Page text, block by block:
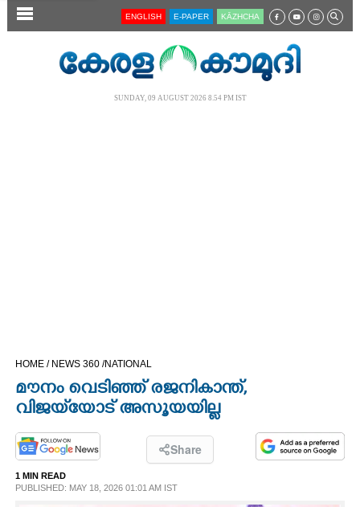
SECTIONS ENGLISH E-PAPER KĀZHCHA
SUNDAY, 09 AUGUST 2026 8.54 PM IST
HOME / NEWS 360 /NATIONAL
മൗനം വെടിഞ്ഞ് രജനികാന്ത്,
വിജയ്‌യോട് അസൂയയില്ല
Share
1 MIN READ
PUBLISHED: MAY 18, 2026 01:01 AM IST